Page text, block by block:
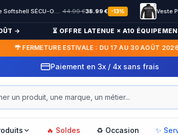
Veste Softshell SÉCU-ONE flap Sécurité Privée noir 44.99€38.99€ -13%
⏳ OFFRE LATENUE × A10 ÉQUIPEMENT
FERMETURE ESTIVALE : DU 17 AU 30 AOÛT 2026 —
Paiement en 3x / 4x sans frais
🔥 Soldes ♻️ Occasion ✨